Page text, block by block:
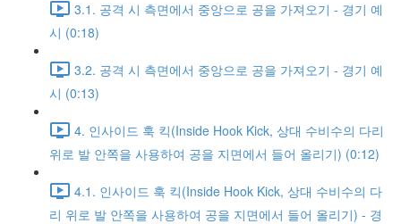
3.1. 공격 시 측면에서 중앙으로 공을 가져오기 - 경기 예
시 (0:18)
3.2. 공격 시 측면에서 중앙으로 공을 가져오기 - 경기 예
시 (0:13)
4. 인사이드 훅 킥(Inside Hook Kick, 상대 수비수의 다리
위로 발 안쪽을 사용하여 공을 지면에서 들어 올리기) (0:12)
4.1. 인사이드 훅 킥(Inside Hook Kick, 상대 수비수의 다
리 위로 발 안쪽을 사용하여 공을 지면에서 들어 올리기) - 경